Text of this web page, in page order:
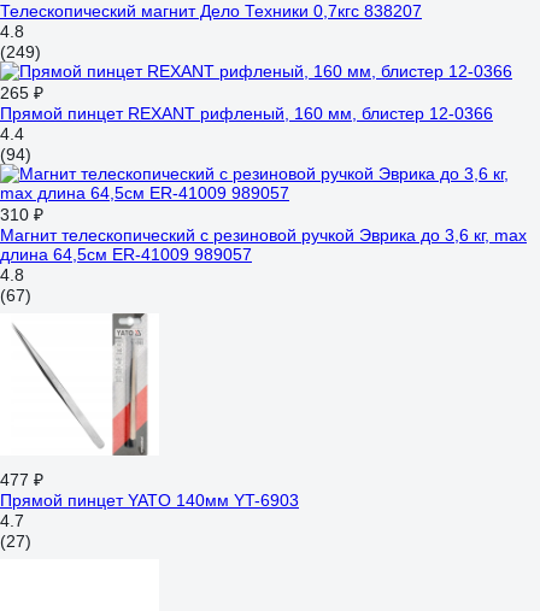
Телескопический магнит Дело Техники 0,7кгс 838207
4.8
(249)
265 ₽
Прямой пинцет REXANT рифленый, 160 мм, блистер 12-0366
4.4
(94)
310 ₽
Магнит телескопический с резиновой ручкой Эврика до 3,6 кг, max
длина 64,5см ER-41009 989057
4.8
(67)
477 ₽
Прямой пинцет YATO 140мм YT-6903
4.7
(27)